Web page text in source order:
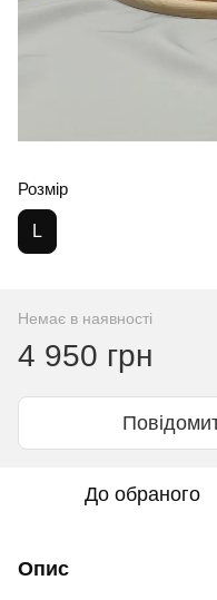
Розмір
L
Немає в наявності
4 950 грн
До обраного
Опис